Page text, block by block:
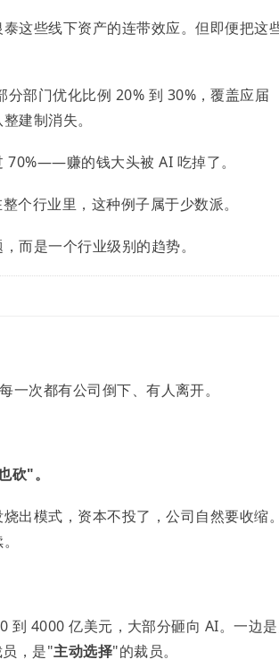
这些线下资产的连带效应。但即便把这
部门优化比例 20% 到 30%，覆盖应届
建制消失。
70%——赚的钱大头被 AI 吃掉了。
个行业里，这种例子属于少数派。
而是一个行业级别的趋势。
次都有公司倒下、有人离开。
砍"。
模式，资本不投了，公司自然要收缩。
4000 亿美元，大部分砸向 AI。一边
，是"主动选择"的裁员。